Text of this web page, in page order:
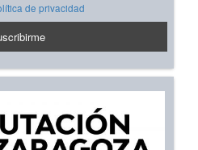
de privacidad